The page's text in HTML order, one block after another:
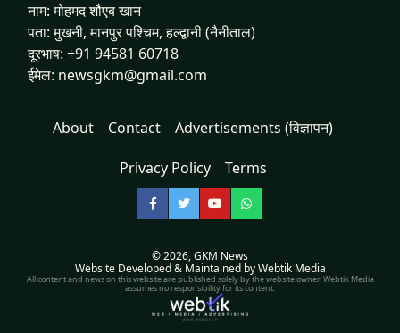
नाम: मोहमद शौएब खान
पता: मुखनी, मानपुर पश्चिम, हल्द्वानी (नैनीताल)
दूरभाष: +91 94581 60718
ईमेल: newsgkm@gmail.com
About Contact Advertisements (विज्ञापन)
Privacy Policy Terms
Facebook
TwitterYouTubeWhatsApp
© 2026,GKM News
Website Developed & Maintained by Webtik Media
All content and news on this website are published solely by the website owner. Webtik Media
assumes no responsibility for its content.